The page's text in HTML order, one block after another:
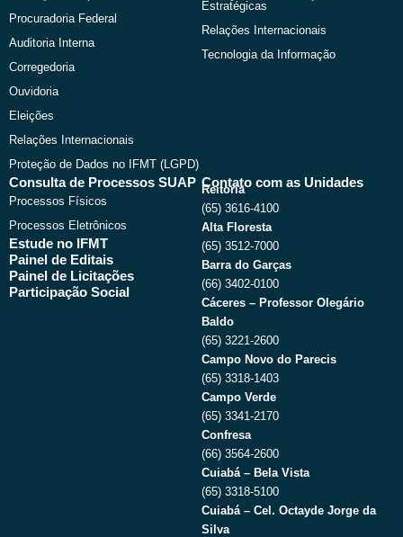
Procuradoria Federal
Auditoria Interna
Corregedoria
Ouvidoria
Eleições
Relações Internacionais
Proteção de Dados no IFMT (LGPD)
Estratégicas
Relações Internacionais
Tecnologia da Informação
Consulta de Processos SUAP
Processos Físicos
Processos Eletrônicos
Estude no IFMT
Painel de Editais
Painel de Licitações
Participação Social
Contato com as Unidades
Reitoria
(65) 3616-4100
Alta Floresta
(65) 3512-7000
Barra do Garças
(66) 3402-0100
Cáceres – Professor Olegário
Baldo
(65) 3221-2600
Campo Novo do Parecis
(65) 3318-1403
Campo Verde
(65) 3341-2170
Confresa
(66) 3564-2600
Cuiabá – Bela Vista
(65) 3318-5100
Cuiabá – Cel. Octayde Jorge da
Silva